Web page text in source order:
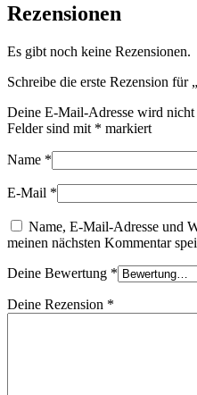
Rezensionen
Es gibt noch keine Rezensionen.
Schreibe die erste Rezension für
Deine E-Mail-Adresse wird
Felder sind mit * markiert
Name *
E-Mail *
Name, E-Mail-Adresse und
meinen nächsten Kommentar
Deine Bewertung *
Deine Rezension *